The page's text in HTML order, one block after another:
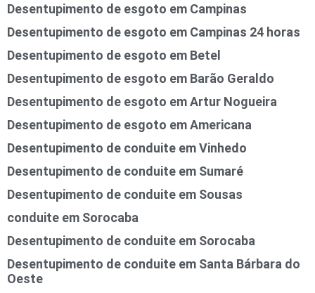
Desentupimento de esgoto em Campinas
Desentupimento de esgoto em Campinas 24 horas
Desentupimento de esgoto em Betel
Desentupimento de esgoto em Barão Geraldo
Desentupimento de esgoto em Artur Nogueira
Desentupimento de esgoto em Americana
Desentupimento de conduite em Vinhedo
Desentupimento de conduite em Sumaré
Desentupimento de conduite em Sousas
conduite em Sorocaba
Desentupimento de conduite em Sorocaba
Desentupimento de conduite em Santa Bárbara do
Oeste